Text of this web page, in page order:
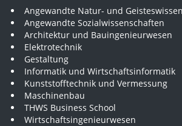
Angewandte Natur- und
Angewandte Sozialwissenschaften
Architektur und Bauingenieurwesen
Elektrotechnik
Gestaltung
Informatik und Wirtschaftsinformatik
Kunststofftechnik und Vermessung
Maschinenbau
THWS Business School
Wirtschaftsingenieurwesen